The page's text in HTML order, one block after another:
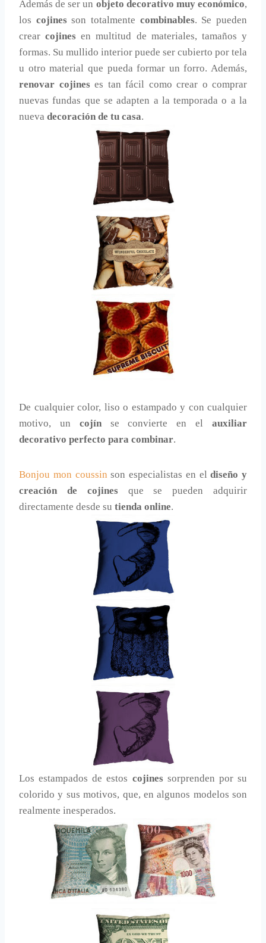
Además de ser un objeto decorativo muy económico,
los cojinesson totalmente combinables. Se pueden
crearcojines en multitud de materiales, tamaños y
formas. Su mullido interior puede ser cubierto por tela
u otro material que pueda formar un forro. Además,
renovar cojineses tan fácil como crear o comprar
nuevas fundas que se adapten a la temporada o a la
nueva decoración de tu casa.
De cualquier color, liso o estampado y con cualquier
motivo, un cojínse convierte en elauxiliar
decorativo perfecto para combinar.
Bonjou mon coussin son especialistas en eldiseño y
creación de cojinesque se pueden adquirir
directamente desde su tienda online.
Los estampados de estos cojines sorprenden por su
colorido y sus motivos, que, en algunos modelos son
realmente inesperados.